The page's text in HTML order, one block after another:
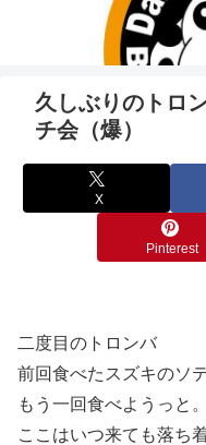
久しぶりのトロ
チ会（爆）
X
Pinterest
二度目のトロンバ
前回食べたスズキのソ
もう一回食べようっと。
ここはいつ来ても落ち